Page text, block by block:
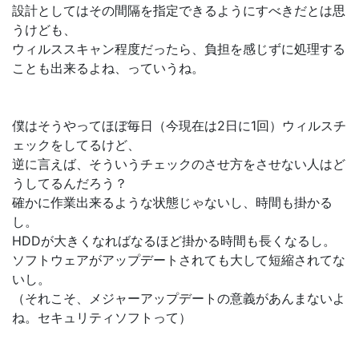
設計としてはその間隔を指定できるようにすべきだとは思
うけども、
ウィルススキャン程度だったら、負担を感じずに処理する
ことも出来るよね、っていうね。
僕はそうやってほぼ毎日（今現在は2日に1回）ウィルスチ
ェックをしてるけど、
逆に言えば、そういうチェックのさせ方をさせない人はど
うしてるんだろう？
確かに作業出来るような状態じゃないし、時間も掛かる
し。
HDDが大きくなればなるほど掛かる時間も長くなるし。
ソフトウェアがアップデートされても大して短縮されてな
いし。
（それこそ、メジャーアップデートの意義があんまないよ
ね。セキュリティソフトって）